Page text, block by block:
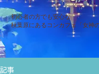
初心者の方でも安心な
秋葉原にあるコンカフェ「女神
記事